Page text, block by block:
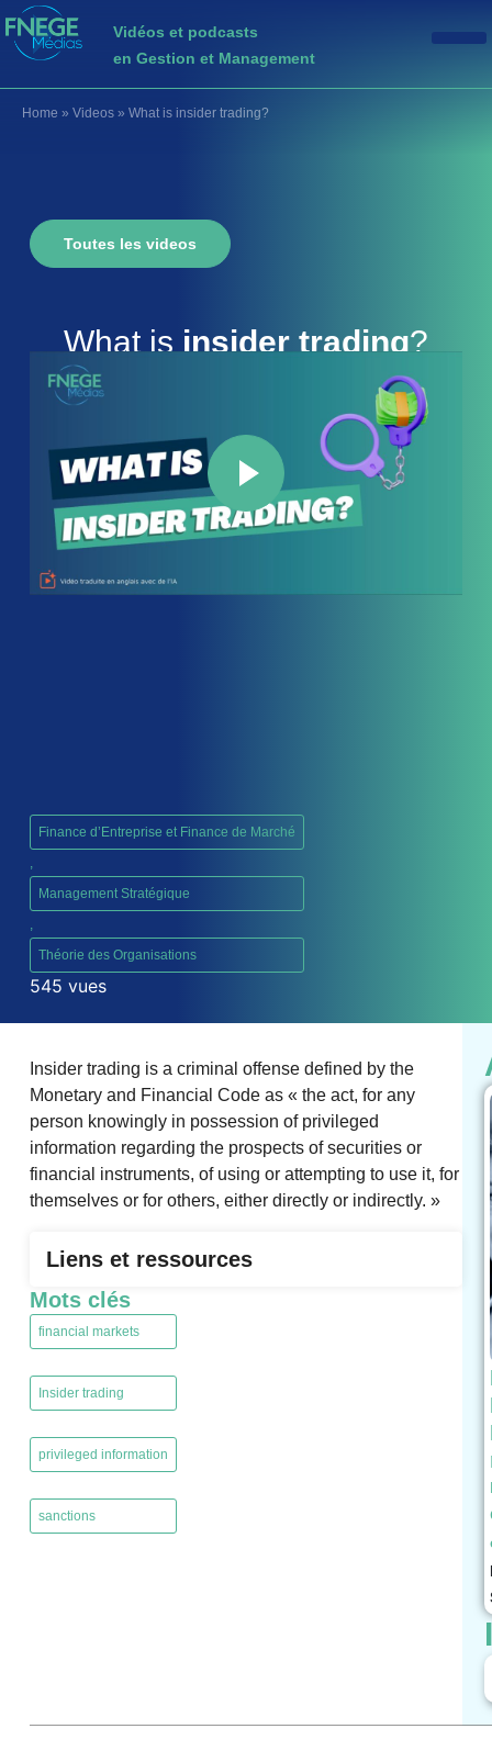
Vidéos et podcasts
en Gestion et Management
Home » Videos » What is insider trading?
Toutes les videos
What isinsider trading?
Finance d’Entreprise et Finance de Marché
Management Stratégique
Théorie des Organisations
545 vues
Insider trading is a criminal offense defined by the
Monetary and Financial Code as « the act, for any
person knowingly in possession of privileged
information regarding the prospects of securities or
financial instruments, of using or attempting to use it, for
themselves or for others, either directly or indirectly. »
Liens et ressources
Mots clés
financial markets
Insider trading
privileged information
sanctions